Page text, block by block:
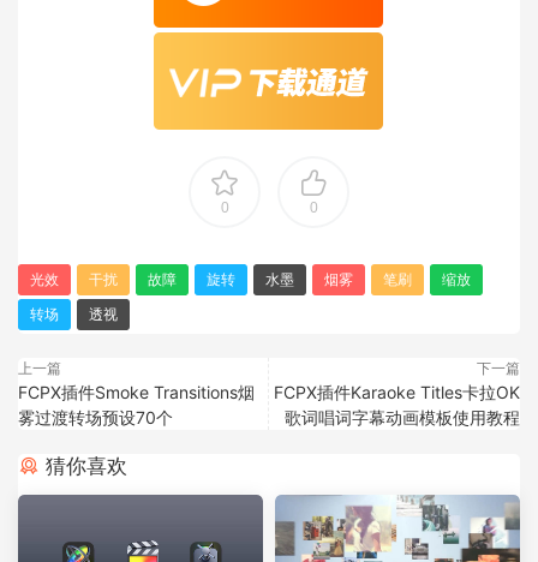
0 0
光效 干扰 故障 旋转 水墨 烟雾 笔刷
缩放
转场
透视
上一篇
FCPX插件Smoke Transitions烟
雾过渡转场预设70个
下一篇
FCPX插件Karaoke Titles卡拉OK
歌词唱词字幕动画模板使用教程
猜你喜欢